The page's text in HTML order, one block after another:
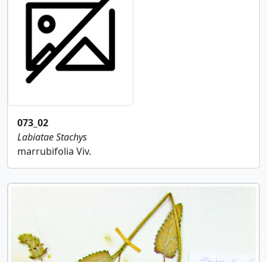
073_02
LabiataeStachys
marrubifolia Viv.